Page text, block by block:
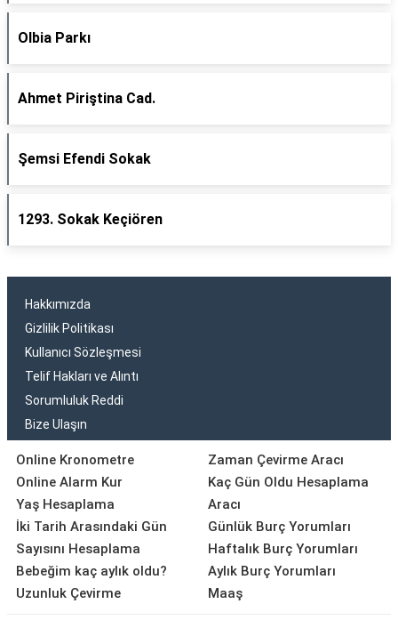
Olbia Parkı
Ahmet Piriştina Cad.
Şemsi Efendi Sokak
1293. Sokak Keçiören
Hakkımızda
Gizlilik Politikası
Kullanıcı Sözleşmesi
Telif Hakları ve Alıntı
Sorumluluk Reddi
Bize Ulaşın
Online Kronometre
Online Alarm Kur
Yaş Hesaplama
İki Tarih Arasındaki Gün
Sayısını Hesaplama
Bebeğim kaç aylık oldu?
Uzunluk Çevirme
Zaman Çevirme Aracı
Kaç Gün Oldu Hesaplama
Aracı
Günlük Burç Yorumları
Haftalık Burç Yorumları
Aylık Burç Yorumları
Maaş